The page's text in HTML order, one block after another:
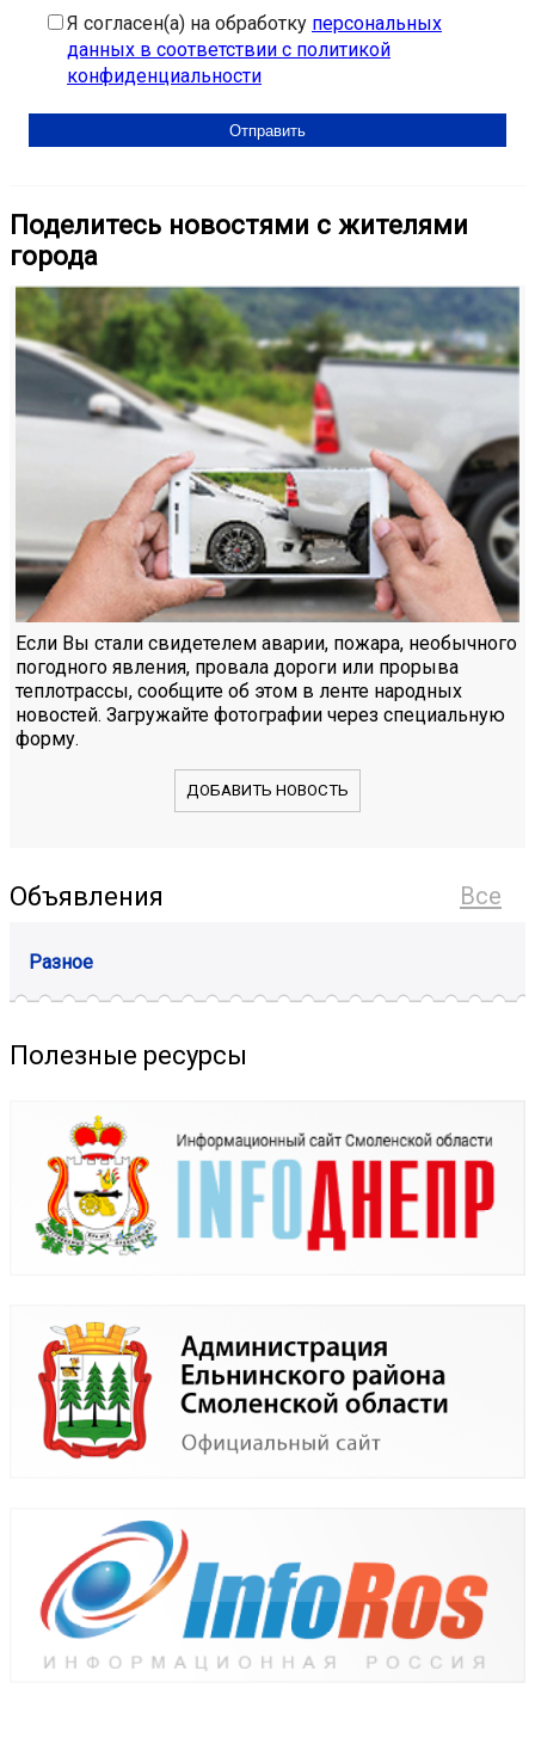
Я согласен(а) на обработку персональных
данных в соответствии с политикой
конфиденциальности
Поделитесь новостями с жителями
города
Если Вы стали свидетелем аварии, пожара, необычного
погодного явления, провала дороги или прорыва
теплотрассы, сообщите об этом в ленте народных
новостей. Загружайте фотографии через специальную
форму.
ДОБАВИТЬ НОВОСТЬ
Все
Объявления
Разное
Полезные ресурсы